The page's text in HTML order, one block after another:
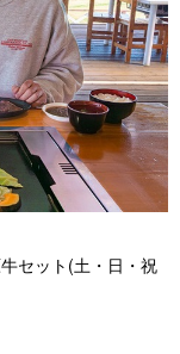
セット(土・日・祝